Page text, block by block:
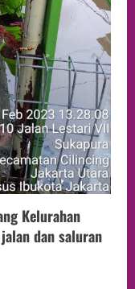
Kelurahan
dan saluran